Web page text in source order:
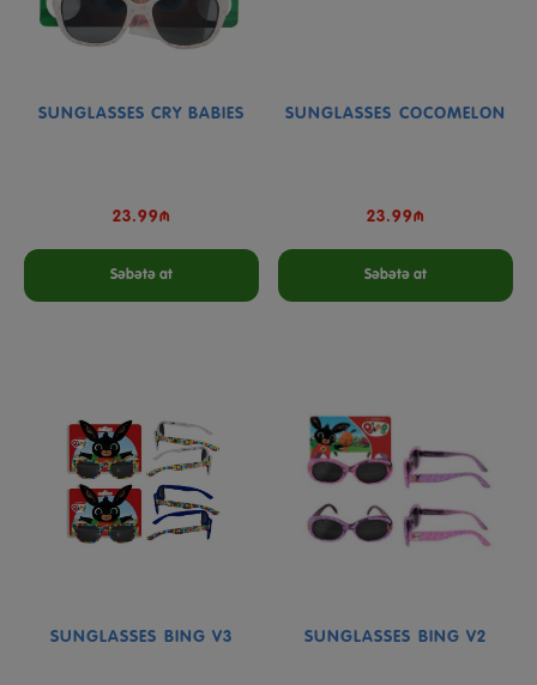
SUNGLASSES CRY BABIES
23.99₼
Səbətə at
SUNGLASSES COCOMELON
23.99₼
Səbətə at
SUNGLASSES BING V3 SUNGLASSES BING V2